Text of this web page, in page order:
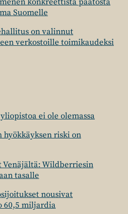
Suomelle
on valinnut
verkostoille toimikaudeksi
ei ole olemassa
hyökkäyksen riski on
Wildberriesin
tasalle
nousivat
60,5 miljardia